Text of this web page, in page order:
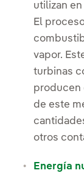
utilizan
El
vapor.
turbinas
producen
de este
otros
Energía